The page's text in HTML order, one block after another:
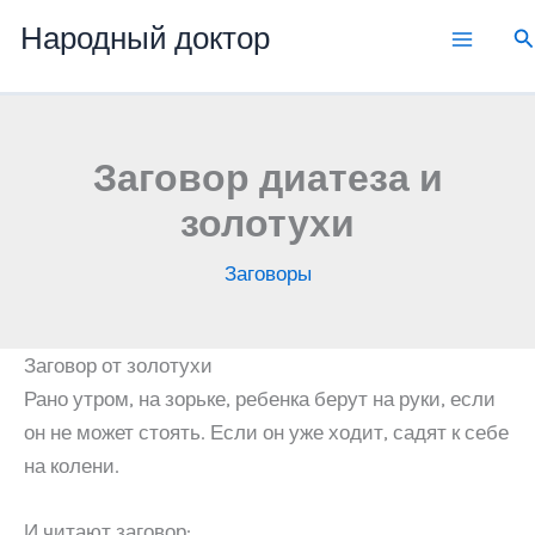
Народный доктор
Заговор диатеза и
золотухи
Заговоры
Заговор от золотухи
Рано утром, на зорьке, ребенка берут на руки, если
он не может стоять. Если он уже ходит, садят к себе
на колени.